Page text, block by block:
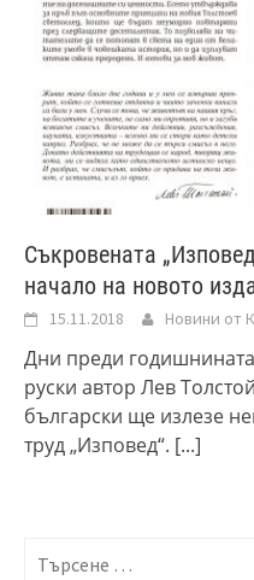
Съкровената
начало на новото
15.11.2018 Новини от
Дни преди
руски автор Лев
български ще излезе
труд „Изповед“. [...]
Търсене